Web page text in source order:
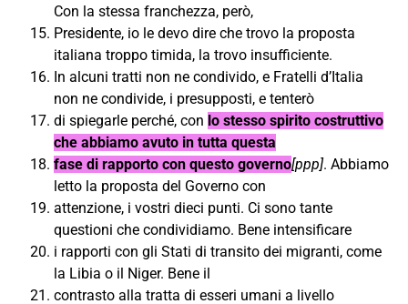
Con la stessa franchezza, però,
Presidente, io le devo dire che trovo la proposta
italiana troppo timida, la trovo insufficiente.
In alcuni tratti non ne condivido, e Fratelli d’Italia
non ne condivide, i presupposti, e tenterò
di spiegarle perché, con lo stesso spirito costruttivo
che abbiamo avuto in tutta questa
fase di rapporto con questo governo[ppp]. Abbiamo
letto la proposta del Governo con
attenzione, i vostri dieci punti. Ci sono tante
questioni che condividiamo. Bene intensificare
i rapporti con gli Stati di transito dei migranti, come
la Libia o il Niger. Bene il
contrasto alla tratta di esseri umani a livello